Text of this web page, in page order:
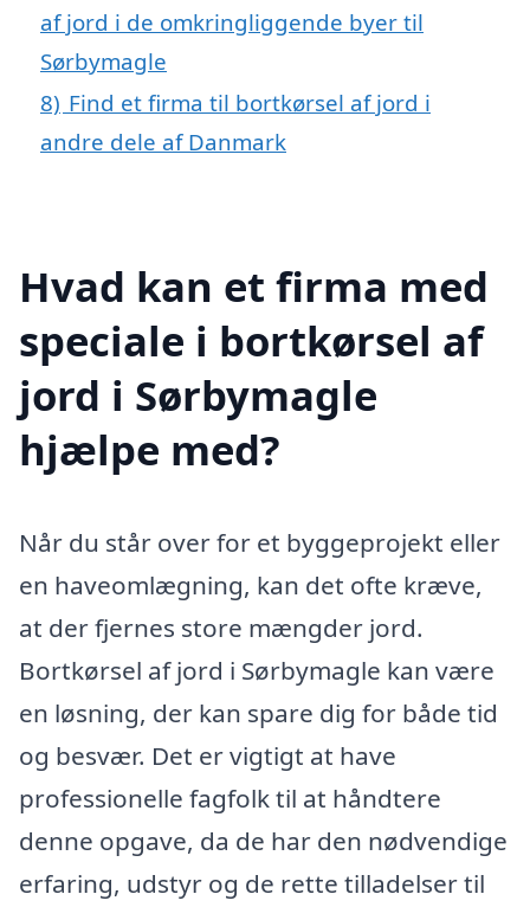
af jord i de omkringliggende byer til
Sørbymagle
8) Find et firma til bortkørsel af jord i
andre dele af Danmark
Hvad kan et firma med
speciale i bortkørsel af
jord i Sørbymagle
hjælpe med?
Når du står over for et byggeprojekt eller
en haveomlægning, kan det ofte kræve,
at der fjernes store mængder jord.
Bortkørsel af jord i Sørbymagle kan være
en løsning, der kan spare dig for både tid
og besvær. Det er vigtigt at have
professionelle fagfolk til at håndtere
denne opgave, da de har den nødvendige
erfaring, udstyr og de rette tilladelser til